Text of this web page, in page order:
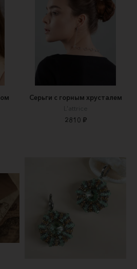
Серьги с горным хрусталем
L'attrice
2810 ₽